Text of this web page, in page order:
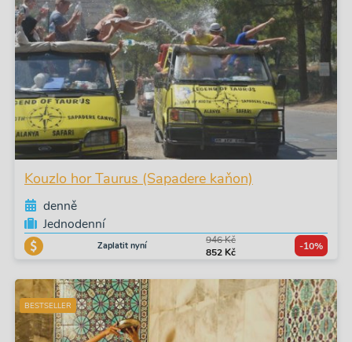
Kouzlo hor Taurus (Sapadere kaňon)
denně
Jednodenní
Zaplatit nyní
946 Kč
852 Kč
-10%
BESTSELLER